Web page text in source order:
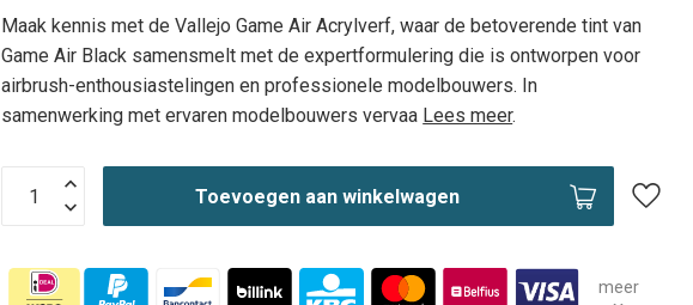
Maak kennis met de Vallejo Game Air Acrylverf, waar de betoverende tint van
Game Air Black samensmelt met de expertformulering die is ontworpen voor
airbrush-enthousiastelingen en professionele modelbouwers. In
samenwerking met ervaren modelbouwers vervaa Lees meer.
Toevoegen aan winkelwagen
meer